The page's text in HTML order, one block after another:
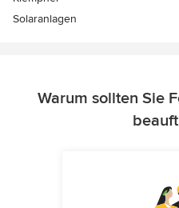
Solaranlagen
Warum sollten Sie